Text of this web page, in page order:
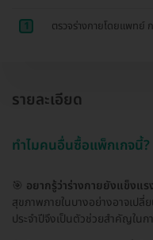
1 ตรวจร่างกายโดยแพทย์
รายละเอียด
ทำไมคนอื่นซื้อแพ็กเกจนี้?
🎯 อยากรู้ว่าร่างกายยังแข็งแร
สุขภาพภายในบางอย่างอาจเปลี่
ประจำปีจึงเป็นตัวช่วยสำคัญใน